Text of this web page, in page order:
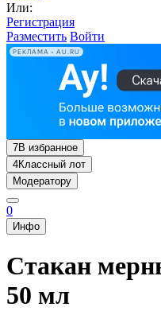
Или:
Регистрация
Разместить Войти
РЕКЛАМА • AU.RU
7В избранное
4Классный лот
Модератору
0
Инфо
Стакан
50 мл